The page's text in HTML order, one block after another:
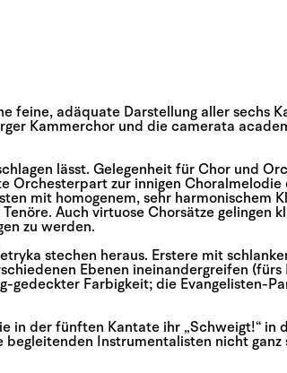
feine, adäquate Darstellung aller sechs
Kammerchor und die camerata
lässt. Gelegenheit für Chor und
Orchesterpart zur innigen Choralmelodie
mit homogenem, sehr harmonischem
Auch virtuose Chorsätze gelingen
zu werden.
stechen heraus. Erstere mit
Ebenen ineinandergreifen (fürs
Farbigkeit; die Evangelisten-
in der fünften Kantate ihr „Schweigt!“ in
Instrumentalisten nicht